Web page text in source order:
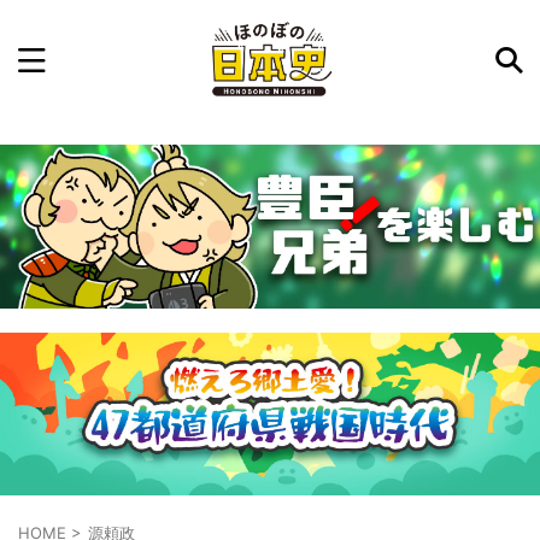
気になった日本史の事件や人物、時代などを入力して
ね。中の人が24時間手動で検索結果を提示するよ（嘘
です）
例：織田信長 長篠の戦い
HOME > 源頼政